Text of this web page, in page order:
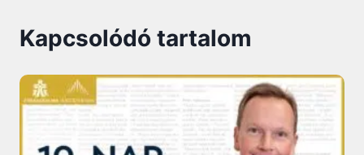
Kapcsolódó tartalom